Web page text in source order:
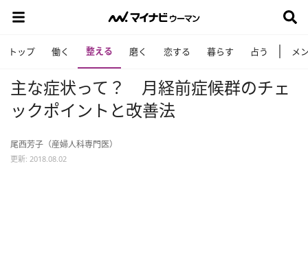
トップ 働く 整える 磨く 恋する 暮らす 占う メ
主な症状って？ 月経前症候群のチェ
ックポイントと改善法
尾西芳子（産婦人科専門医）
更新: 2018.08.02